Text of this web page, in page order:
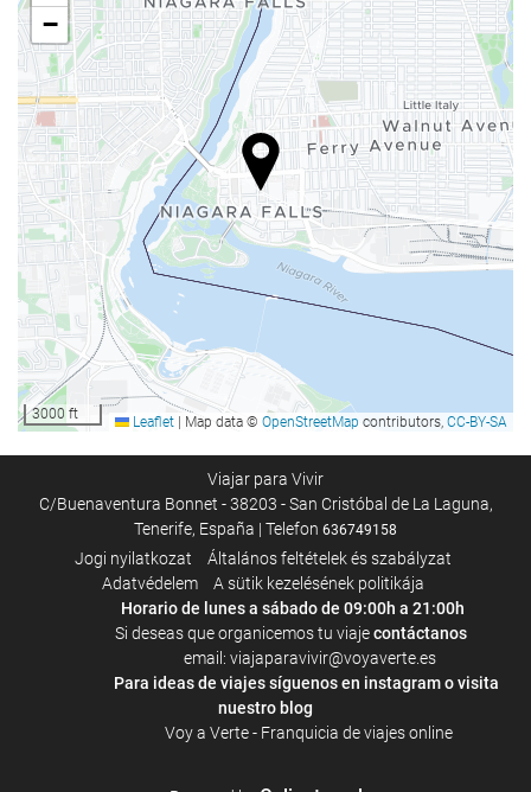
Szauna
Konditerem
Recepció szolgáltatások
24 órás recepció
poggyászmegőrzés
Étel és ital
À la carte étterem
Bár
Medence
Szabadidő és családok
Casino
Parkoló
Üzleti létesítmények
−
3000 ft Leaflet Map data © OpenStreetMap contributors, CC-BY-SA
Viajar para Vivir
C/Buenaventura Bonnet - 38203 - San Cristóbal de La Laguna,
Tenerife, España | Telefon 636749158
Jogi nyilatkozat
Általános feltételek és szabályzat
Adatvédelem
A sütik kezelésének politikája
Horario de lunes a sábado de 09:00h a 21:00h
Si deseas que organicemos tu viajecontáctanos
email: viajaparavivir@voyaverte.es
Para ideas de viajes síguenos en instagramo visita
nuestro blog
Voy a Verte - Franquicia de viajes online